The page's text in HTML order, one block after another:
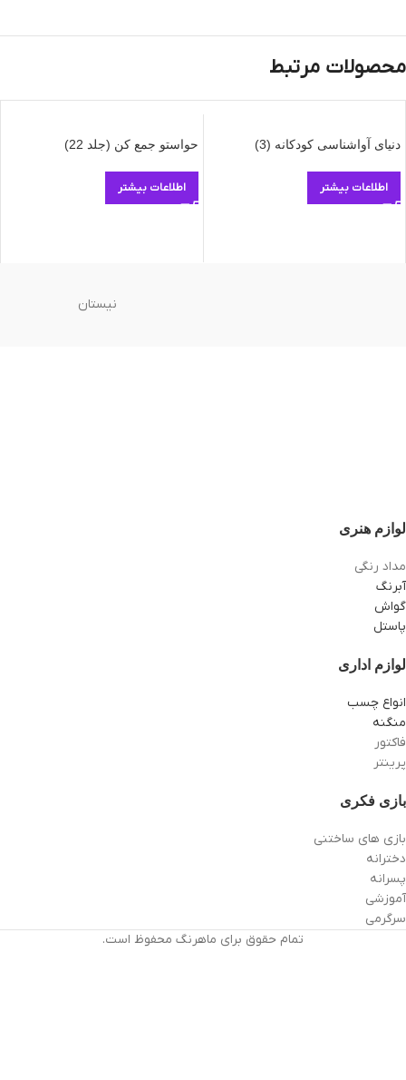
محصولات مرتبط
دنیای آواشناسی کودکانه (3)
اطلاعات بیشتر
حواستو جمع کن (جلد 22)
اطلاعات بیشتر
نیستان
لوازم هنری
مداد رنگی
آبرنگ
گواش
پاستل
لوازم اداری
انواع چسب
منگنه
فاکتور
پرینتر
بازی فکری
بازی های ساختنی
دخترانه
پسرانه
آموزشی
سرگرمی
تمام حقوق برای ماهرنگ محفوظ است.